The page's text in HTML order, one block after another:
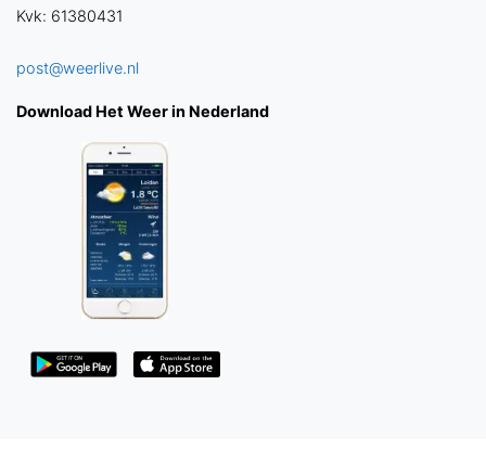
Kvk: 61380431
post@weerlive.nl
Download Het Weer in Nederland